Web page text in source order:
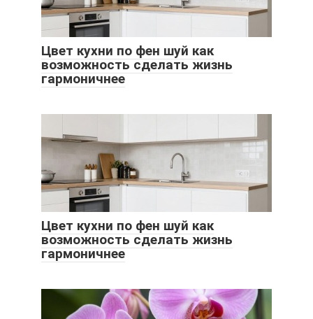
Цвет кухни по фен шуй как
возможность сделать жизнь
гармоничнее
Цвет кухни по фен шуй как
возможность сделать жизнь
гармоничнее